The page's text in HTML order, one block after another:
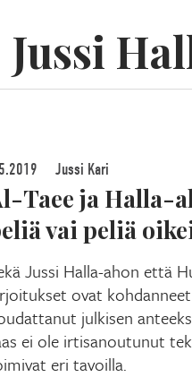
Jussi
Jussi Kari
Taee ja Halla-
vai peliä
Jussi Halla-ahon että
ovat
julkisen
ei ole irtisanoutunut
eri tavoilla.